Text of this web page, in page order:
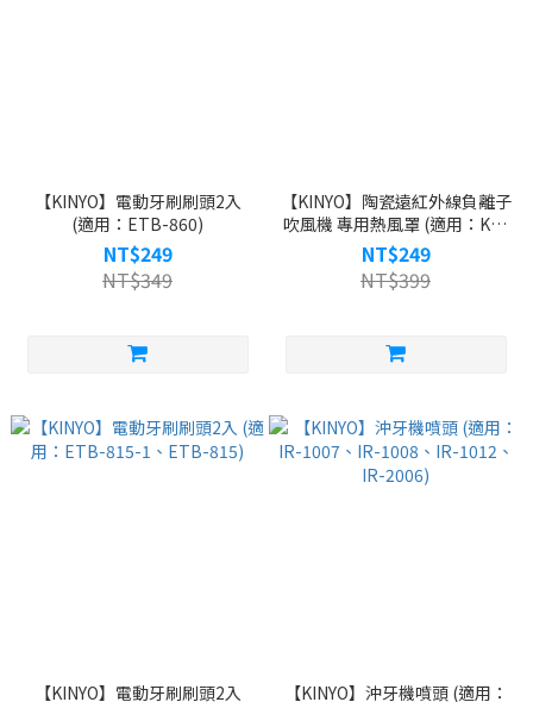
【KINYO】電動牙刷刷頭2入
(適用：ETB-860)
NT$249
NT$349
【KINYO】陶瓷遠紅外線負離子
吹風機 專用熱風罩 (適用：KH-
9201)
NT$249
NT$399
【KINYO】電動牙刷刷頭2入
【KINYO】沖牙機噴頭 (適用：